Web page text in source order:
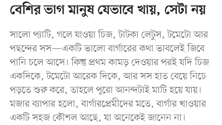
বেশির ভাগ মানুষ যেভাবে খায়, সেটা নয়
সালো প্যাটি, গলে যাওয়া চিজ, টাটকা লেটুস, টমেটো আর
পছন্দের সস—একটি ভালো বার্গারের কথা ভাবলেই জিবে
পানি চলে আসে। কিন্তু প্রথম কামড় দেওয়ার পরই যদি চিজ
একদিকে, টমেটো আরেক দিকে, আর সস হাত বেয়ে নিচে
পড়তে শুরু করে, তাহলে পুরো আনন্দটাই মাটি হয়ে যায়।
মজার ব্যাপার হলো, বার্গারপ্রেমীদের মতে, বার্গার খাওয়ার
একটি সহজ কৌশল আছে, যা অনেকেই জানেন না।